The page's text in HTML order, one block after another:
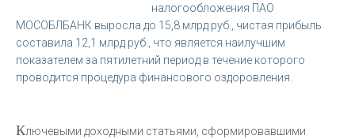
налогообложения ПАО
МОСОБЛБАНК выросла до 15,8 млрд руб., чистая прибыль
составила 12,1 млрд руб., что является наилучшим
показателем за пятилетний период в течение которого
проводится процедура финансового оздоровления.
Ключевыми доходными статьями, сформировавшими